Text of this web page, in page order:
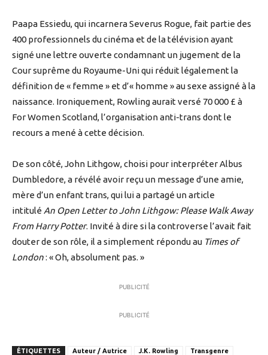
Paapa Essiedu, qui incarnera Severus Rogue, fait partie des
400 professionnels du cinéma et de la télévision ayant
signé une lettre ouverte condamnant un jugement de la
Cour suprême du Royaume-Uni qui réduit légalement la
définition de « femme » et d’« homme » au sexe assigné à la
naissance. Ironiquement, Rowling aurait versé 70 000 £ à
For Women Scotland, l’organisation anti-trans dont le
recours a mené à cette décision.
De son côté, John Lithgow, choisi pour interpréter Albus
Dumbledore, a révélé avoir reçu un message d’une amie,
mère d’un enfant trans, qui lui a partagé un article
intitulé An Open Letter to John Lithgow: Please Walk Away
From Harry Potter. Invité à dire si la controverse l’avait fait
douter de son rôle, il a simplement répondu au Times of
London: « Oh, absolument pas. »
PUBLICITÉ
PUBLICITÉ
ÉTIQUETTES Auteur / Autrice J.K. Rowling Transgenre